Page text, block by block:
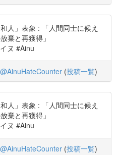
人」表象 : 「人間同士に候え
棄と再獲得」
ヌ #Ainu
@AinuHateCounter (投稿一覧)
人」表象 : 「人間同士に候え
棄と再獲得」
ヌ #Ainu
@AinuHateCounter (投稿一覧)